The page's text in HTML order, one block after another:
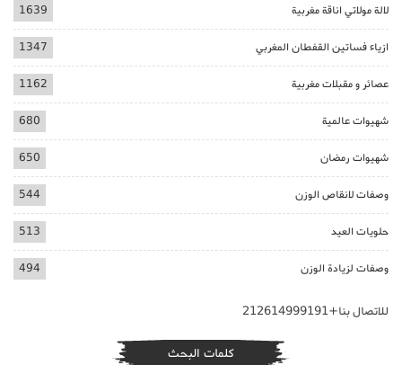
لالة مولاتي اناقة مغربية 1639
ازياء فساتين القفطان المغربي 1347
عصائر و مقبلات مغربية 1162
شهيوات عالمية 680
شهيوات رمضان 650
وصفات لانقاص الوزن 544
حلويات العيد 513
وصفات لزيادة الوزن 494
للاتصال بنا+212614999191
كلمات البحث